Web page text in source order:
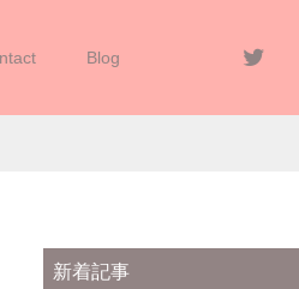
Blog
決定！
新着記事